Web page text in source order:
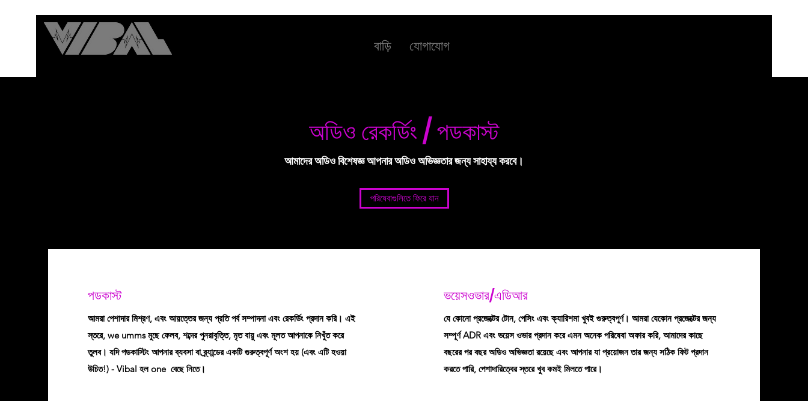
বাড়ি যোগাযোগ
অডিও রেকর্ডিং / পডকাস্ট
আমাদের অডিও বিশেষজ্ঞ আপনার অডিও অভিজ্ঞতার জন্য সাহায্য করবে।
পরিষেবাগুলিতে ফিরে যান
পডকাস্ট
আমরা পেশাদার মিশ্রণ, এবং আয়ত্তের জন্য প্রতি পর্ব সম্পাদনা এবং রেকর্ডিং প্রদান করি। এই
স্তরে, we umms মুছে ফেলব, শব্দের পুনরাবৃত্তি, মৃত বায়ু এবং মূলত আপনাকে নিখুঁত করে
তুলব। যদি পডকাস্টিং আপনার ব্যবসা বা ব্র্যান্ডের একটি গুরুত্বপূর্ণ অংশ হয় (এবং এটি হওয়া
উচিত!) - Vibal হল one বেছে নিতে।
ভয়েসওভার/এডিআর
যে কোনো প্রজেক্টের টোন, পেসিং এবং ক্যারিশমা খুবই গুরুত্বপূর্ণ। আমরা যেকোন প্রজেক্টের জন্য
সম্পূর্ণ ADR এবং ভয়েস ওভার প্রদান করে এমন অনেক পরিষেবা অফার করি, আমাদের কাছে
বছরের পর বছর অডিও অভিজ্ঞতা রয়েছে এবং আপনার যা প্রয়োজন তার জন্য সঠিক ফিট প্রদান
করতে পারি, পেশাদারিত্বের স্তরে খুব কমই মিলতে পারে।